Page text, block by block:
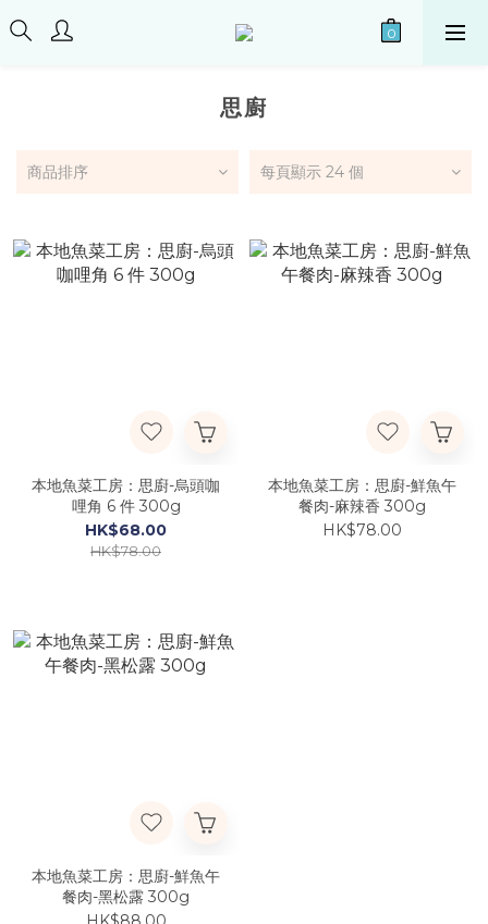
思廚
商品排序 每頁顯示 24 個
本地魚菜工房：思廚-烏頭咖
哩角 6 件 300g
HK$68.00
HK$78.00
本地魚菜工房：思廚-鮮魚午
餐肉-麻辣香 300g
HK$78.00
本地魚菜工房：思廚-鮮魚午
餐肉-黑松露 300g